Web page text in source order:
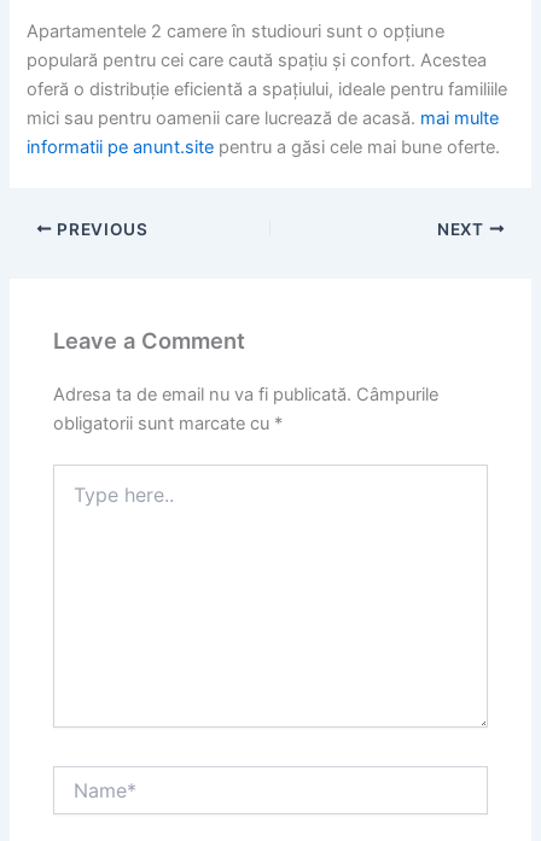
Apartamentele 2 camere în studiouri sunt o opțiune
populară pentru cei care caută spațiu și confort. Acestea
oferă o distribuție eficientă a spațiului, ideale pentru familiile
mici sau pentru oamenii care lucrează de acasă. mai multe
informatii pe anunt.site pentru a găsi cele mai bune oferte.
PREVIOUS NEXT
Leave a Comment
Adresa ta de email nu va fi publicată. Câmpurile
obligatorii sunt marcate cu *
here..